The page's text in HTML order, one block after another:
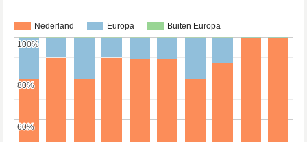
Nederland Europa Buiten Europa
60%
60%
80%
80%
100%
100%